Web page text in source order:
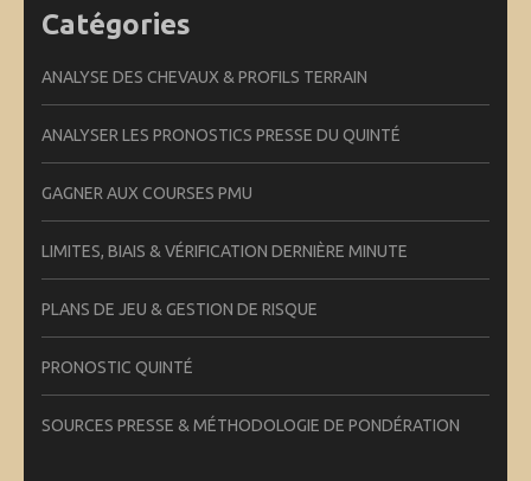
Catégories
ANALYSE DES CHEVAUX & PROFILS TERRAIN
ANALYSER LES PRONOSTICS PRESSE DU QUINTÉ
GAGNER AUX COURSES PMU
LIMITES, BIAIS & VÉRIFICATION DERNIÈRE MINUTE
PLANS DE JEU & GESTION DE RISQUE
PRONOSTIC QUINTÉ
SOURCES PRESSE & MÉTHODOLOGIE DE PONDÉRATION